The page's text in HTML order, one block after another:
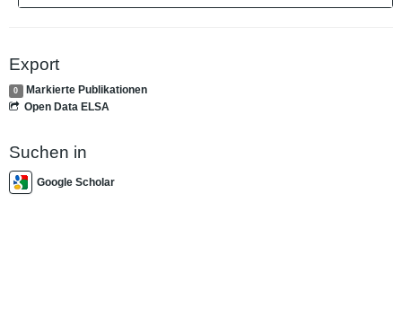
Export
0
Markierte Publikationen
Open Data ELSA
Suchen in
Google Scholar